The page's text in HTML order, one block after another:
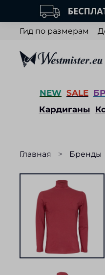
Гид по размерам
NEW SALE
Кардиганы
Главная Бренды